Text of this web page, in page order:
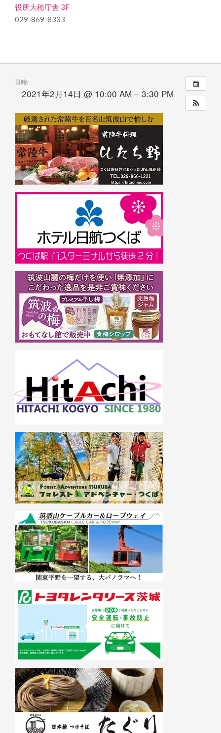
役所大穂庁舎 3F
029-869-8333
日時:
2021年2月14日 @ 10:00 AM – 3:30 PM